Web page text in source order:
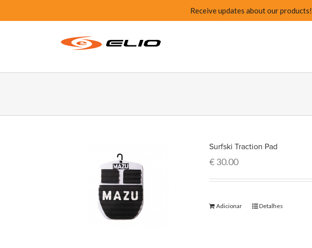
Surfski Traction Pad
€30.00
Adicionar Detalhes
Receive updates about our products!